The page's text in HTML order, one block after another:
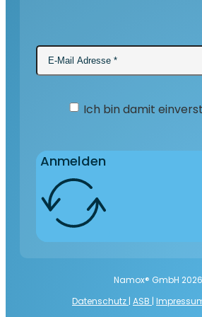
Ich bin damit
Anmelden
Namox® GmbH 2026
Datenschutz | ASB |